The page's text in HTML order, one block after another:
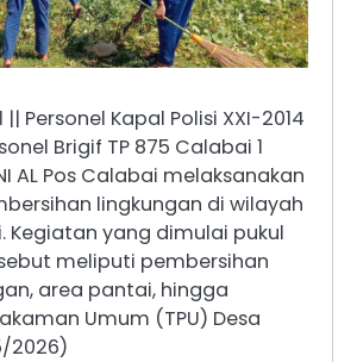
Personel Kapal Polisi XXI-2014
Brigif TP 875 Calabai 1
AL Pos Calabai melaksanakan
lingkungan di wilayah
Kegiatan yang dimulai pukul
meliputi pembersihan
area pantai, hingga
Umum (TPU) Desa
2026)